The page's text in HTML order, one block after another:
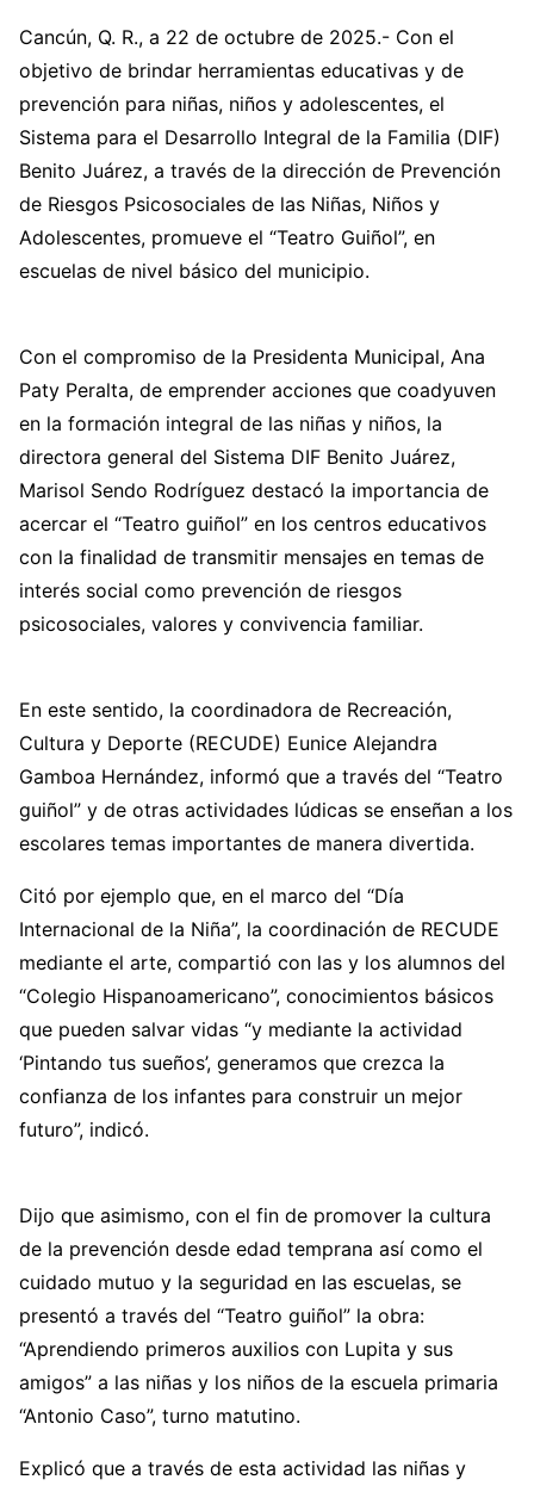
Cancún, Q. R., a 22 de octubre de 2025.- Con el
objetivo de brindar herramientas educativas y de
prevención para niñas, niños y adolescentes, el
Sistema para el Desarrollo Integral de la Familia (DIF)
Benito Juárez, a través de la dirección de Prevención
de Riesgos Psicosociales de las Niñas, Niños y
Adolescentes, promueve el “Teatro Guiñol”, en
escuelas de nivel básico del municipio.
Con el compromiso de la Presidenta Municipal, Ana
Paty Peralta, de emprender acciones que coadyuven
en la formación integral de las niñas y niños, la
directora general del Sistema DIF Benito Juárez,
Marisol Sendo Rodríguez destacó la importancia de
acercar el “Teatro guiñol” en los centros educativos
con la finalidad de transmitir mensajes en temas de
interés social como prevención de riesgos
psicosociales, valores y convivencia familiar.
En este sentido, la coordinadora de Recreación,
Cultura y Deporte (RECUDE) Eunice Alejandra
Gamboa Hernández, informó que a través del “Teatro
guiñol” y de otras actividades lúdicas se enseñan a los
escolares temas importantes de manera divertida.
Citó por ejemplo que, en el marco del “Día
Internacional de la Niña”, la coordinación de RECUDE
mediante el arte, compartió con las y los alumnos del
“Colegio Hispanoamericano”, conocimientos básicos
que pueden salvar vidas “y mediante la actividad
‘Pintando tus sueños’, generamos que crezca la
confianza de los infantes para construir un mejor
futuro”, indicó.
Dijo que asimismo, con el fin de promover la cultura
de la prevención desde edad temprana así como el
cuidado mutuo y la seguridad en las escuelas, se
presentó a través del “Teatro guiñol” la obra:
“Aprendiendo primeros auxilios con Lupita y sus
amigos” a las niñas y los niños de la escuela primaria
“Antonio Caso”, turno matutino.
Explicó que a través de esta actividad las niñas y